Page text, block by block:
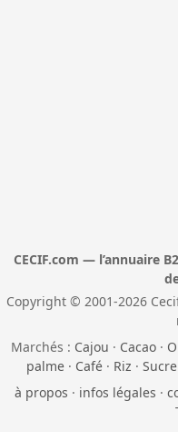
CECIF.com — l’annuaire
Copyright © 2001-2026
Marchés : Cajou · Cacao ·
palme· Café· Riz · Sucre
à propos · infos légales ·